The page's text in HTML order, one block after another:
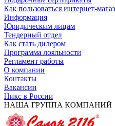
Как пользоваться интернет-
Информация
Юридическим лицам
Тендерный отдел
Как стать дилером
Программа лояльности
Регламент работы
О компании
Контакты
Вакансии
Никс в России
НАША ГРУППА КОМПАНИЙ